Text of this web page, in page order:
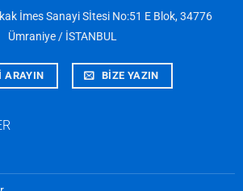
İmes Sanayi Sİtesi No:51 E Blok, 34776
Ümraniye / İSTANBUL
ARAYIN BİZE YAZIN